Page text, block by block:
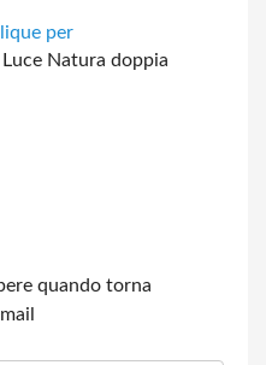
per
Natura doppia
quando torna